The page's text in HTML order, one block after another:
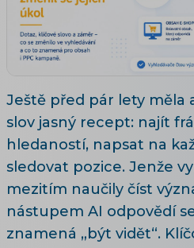
Ještě před pár lety měla
slov jasný recept: najít
hledaností, napsat na
sledovat pozice. Jenže
mezitím naučily číst
nástupem AI odpovědí
znamená „být vidět“.